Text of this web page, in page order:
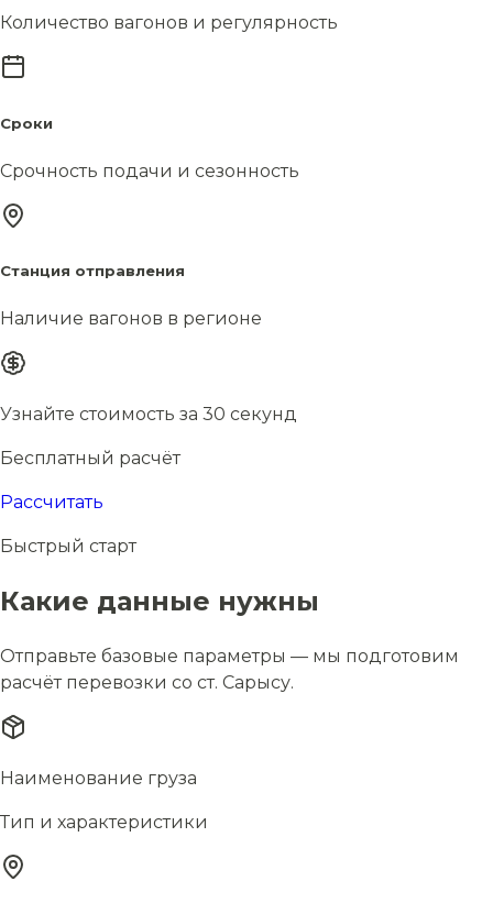
Количество вагонов и регулярность
Сроки
Срочность подачи и сезонность
Станция отправления
Наличие вагонов в регионе
Узнайте стоимость за 30 секунд
Бесплатный расчёт
Рассчитать
Быстрый старт
Какие данные нужны
Отправьте базовые параметры — мы подготовим
расчёт перевозки со ст. Сарысу.
Наименование груза
Тип и характеристики